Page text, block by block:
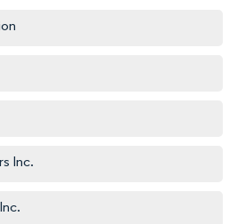
Inc.